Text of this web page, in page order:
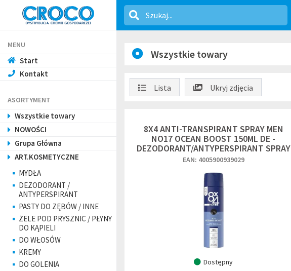
MENU
Start
Kontakt
ASORTYMENT
Wszystkie towary
NOWOŚCI
Grupa Główna
ART.KOSMETYCZNE
MYDŁA
DEZODORANT /
ANTYPERSPIRANT
PASTY DO ZĘBÓW / INNE
ŻELE POD PRYSZNIC / PŁYNY
DO KĄPIELI
DO WŁOSÓW
KREMY
DO GOLENIA
Wszystkie towary
Lista Ukryj zdjęcia
8X4 ANTI-TRANSPIRANT SPRAY MEN
NO17 OCEAN BOOST 150ML DE -
DEZODORANT/ANTYPERSPIRANT SPRAY
EAN: 4005900939029
Dostępny